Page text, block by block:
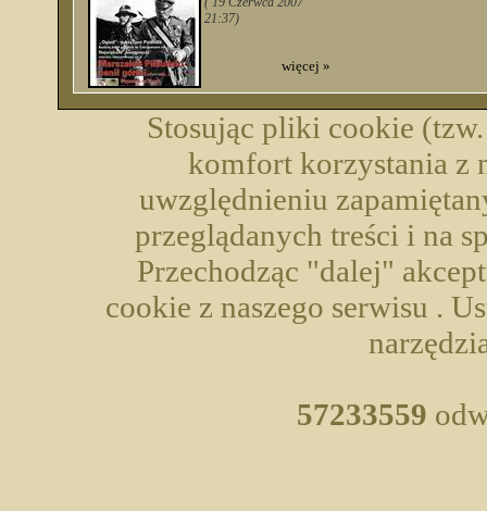
21:37)
więcej »
Stosując pliki cookie
komfort korzystania z
uwzględnieniu
przeglądanych treści i na
Przechodząc "dalej"
cookie z naszego serwisu .
57233559